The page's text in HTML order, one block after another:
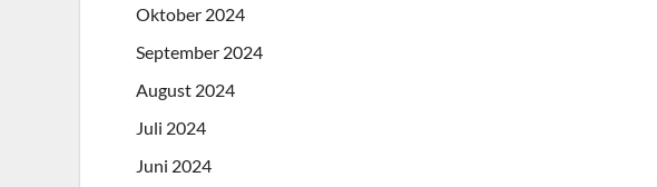
Oktober 2024
September 2024
August 2024
Juli 2024
Juni 2024